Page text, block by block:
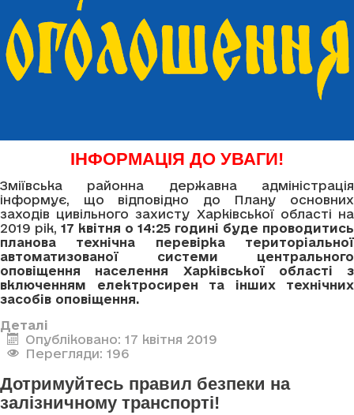
ІНФОРМАЦІЯ ДО УВАГИ!
Зміївська районна державна адміністрація
інформує, що відповідно до Плану основних
заходів цивільного захисту Харківської області на
2019 рік, 17 квітня о 14:25 годині буде проводитись
планова технічна перевірка територіальної
автоматизованої системи центрального
оповіщення населення Харківської області з
включенням електросирен та інших технічних
засобів оповіщення.
Деталі
Опубліковано: 17 квітня 2019
Перегляди: 196
Дотримуйтесь правил безпеки на
залізничному транспорті!